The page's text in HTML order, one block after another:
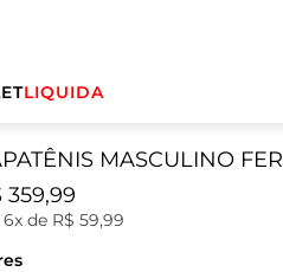
LIQUIDA
MASCULINO
359,99
6x de R$ 59,99